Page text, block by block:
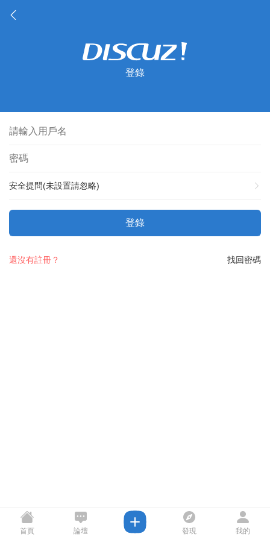
登錄
安全提問(未設置請忽略)
登錄
找回密碼
還沒有註冊？
首頁 論壇 發現 我的